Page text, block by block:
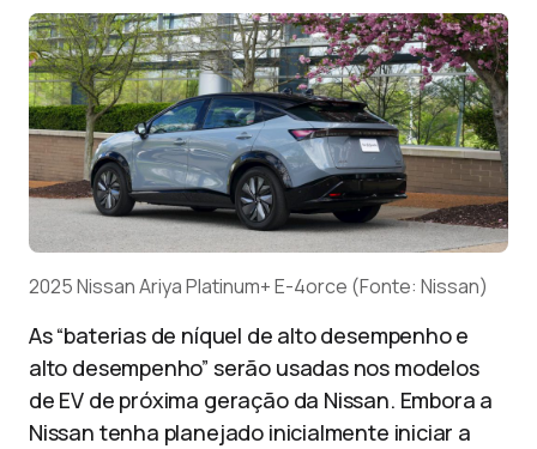
2025 Nissan Ariya Platinum+ E-4orce (Fonte: Nissan)
As “baterias de níquel de alto desempenho e
alto desempenho” serão usadas nos modelos
de EV de próxima geração da Nissan. Embora a
Nissan tenha planejado inicialmente iniciar a